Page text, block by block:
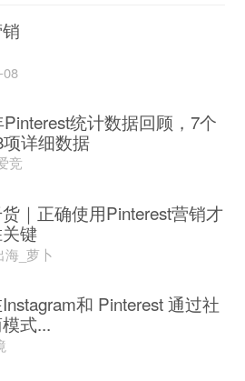
08
统计数据回顾，7个
详细数据
竞
｜正确使用Pinterest营销才
键
海_萝卜
和 Pinterest 通过社
式...